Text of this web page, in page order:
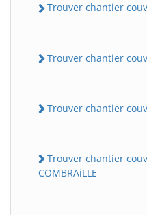
Trouver chantier
Trouver chantier
Trouver chantier
Trouver chantier
COMBRAiLLE